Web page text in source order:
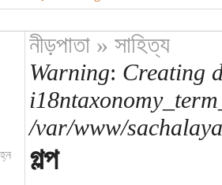
নীড়পাতা» সাহিত্য
Warning: Creating
/var/www/
গল্প